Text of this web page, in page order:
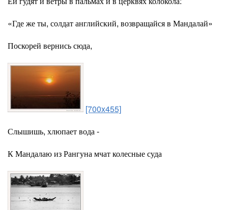
«Где же ты, солдат английский, возвращайся в Мандалай»
Поскорей вернись сюда,
[700x455]
Слышишь, хлюпает вода -
К Мандалаю из Рангуна мчат колесные суда